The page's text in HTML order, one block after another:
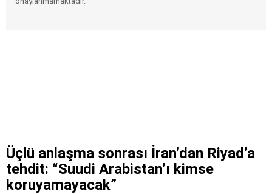
Üçlü anlaşma sonrası İran’dan Riyad’a
tehdit: “Suudi Arabistan’ı kimse
koruyamayacak”